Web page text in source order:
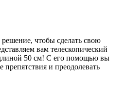
чтобы сделать свою
вам телескопический
50 см! С его помощью вы
и преодолевать